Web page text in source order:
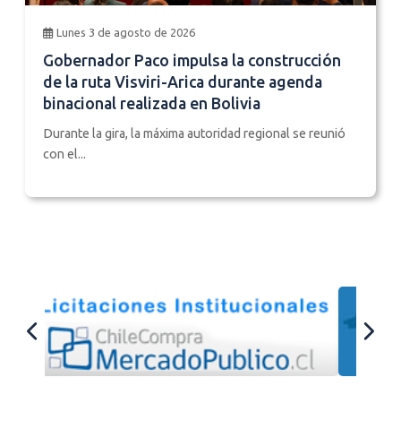
Lunes 3 de agosto de 2026
Gobernador Paco impulsa la construcción
de la ruta Visviri-Arica durante agenda
binacional realizada en Bolivia
Durante la gira, la máxima autoridad regional se reunió
con el...